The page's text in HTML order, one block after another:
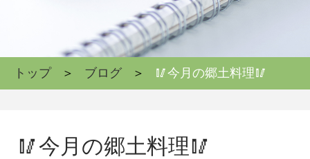
トップ ブログ 🥢今月の郷土料理🥢
🥢今月の郷土料理🥢